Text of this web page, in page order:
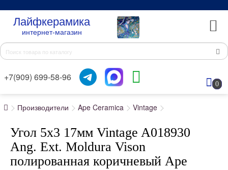
Лайфкерамика
интернет-магазин
+7(909) 699-58-96
0
Производители Ape Ceramica Vintage
Угол 5x3 17мм Vintage A018930
Ang. Ext. Moldura Vison
полированная коричневый Ape